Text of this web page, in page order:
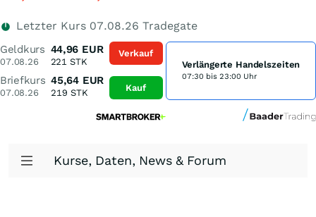
Letzter Kurs 07.08.26 Tradegate
Geldkurs
07.08.26
44,96 EUR
221 STK
Briefkurs
07.08.26
45,64 EUR
219 STK
Verkauf
Kauf
Verlängerte Handelszeiten
07:30 bis 23:00 Uhr
Kurse, Daten, News & Forum